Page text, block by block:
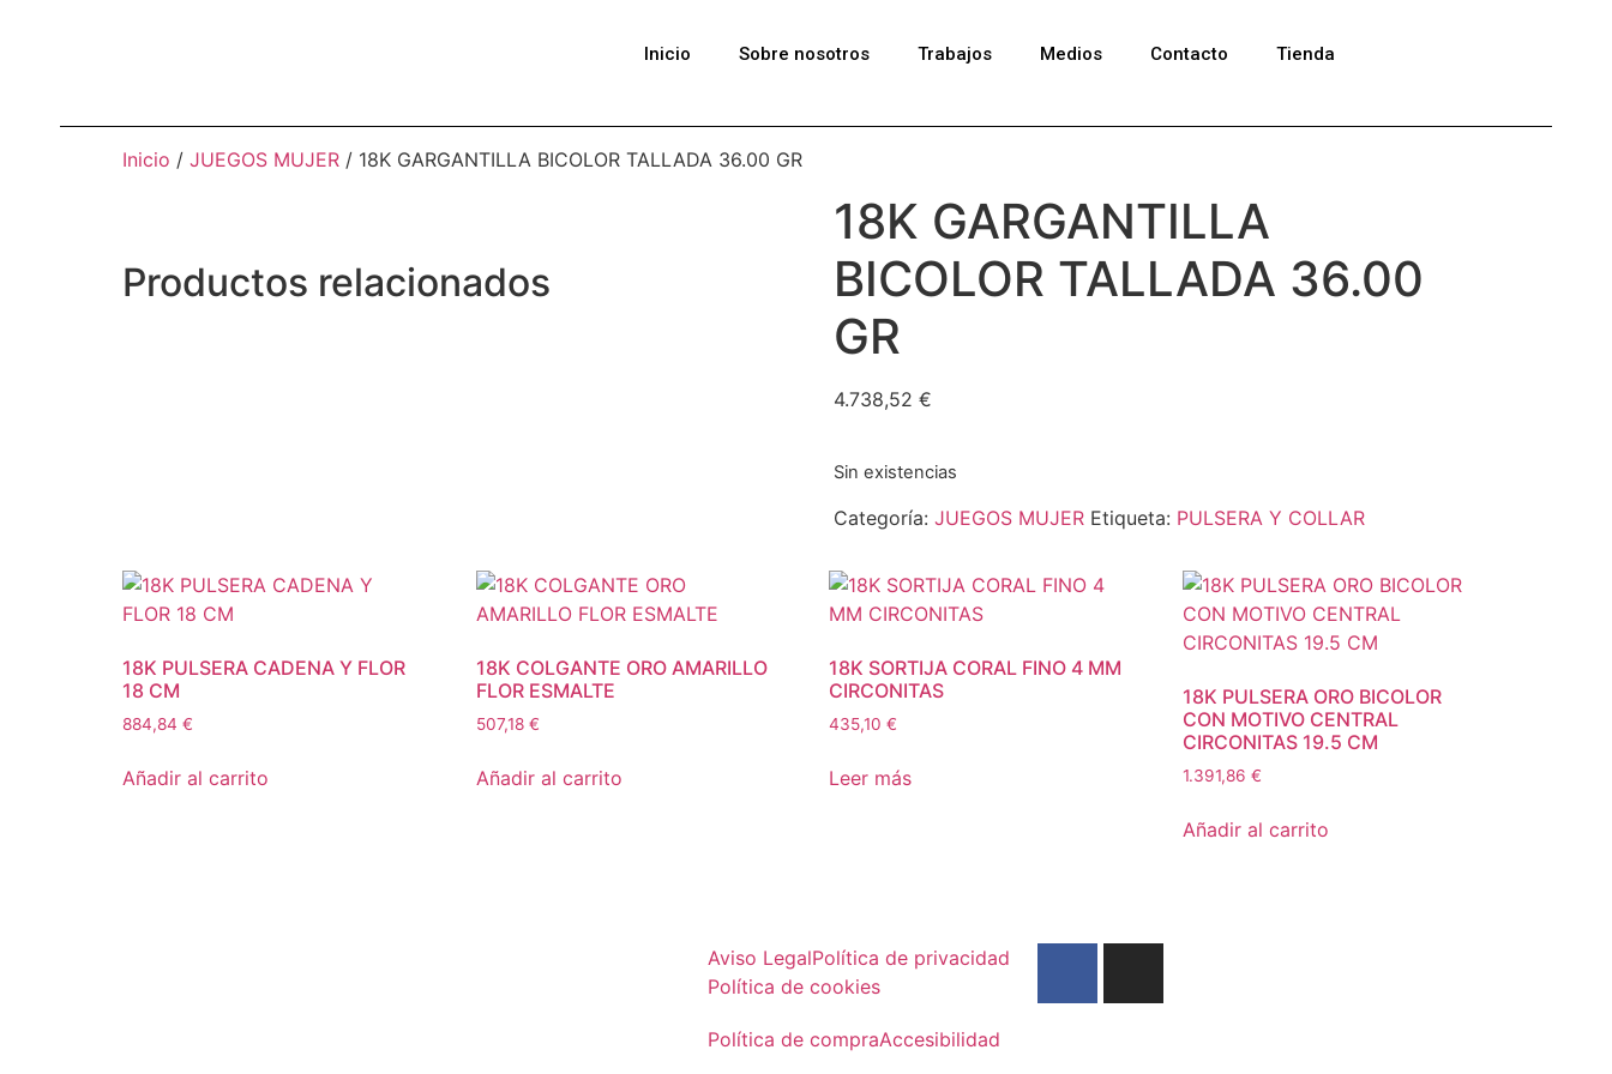
Inicio Sobre nosotros Trabajos Medios Contacto Tienda
Inicio / JUEGOS MUJER / 18K GARGANTILLA BICOLOR TALLADA 36.00 GR
18K GARGANTILLA
BICOLOR TALLADA 36.00
GR
4.738,52 €
Sin existencias
Categoría: JUEGOS MUJER Etiqueta: PULSERA Y COLLAR
Productos relacionados
18K PULSERA CADENA Y FLOR
18 CM
884,84 €
Añadir al carrito
18K COLGANTE ORO AMARILLO
FLOR ESMALTE
507,18 €
Añadir al carrito
18K SORTIJA CORAL FINO 4 MM
CIRCONITAS
435,10€
Leer más
18K PULSERA ORO BICOLOR
CON MOTIVO CENTRAL
CIRCONITAS 19.5 CM
1.391,86€
Añadir al carrito
Aviso LegalPolítica de privacidad
Política de cookies
Política de compraAccesibilidad